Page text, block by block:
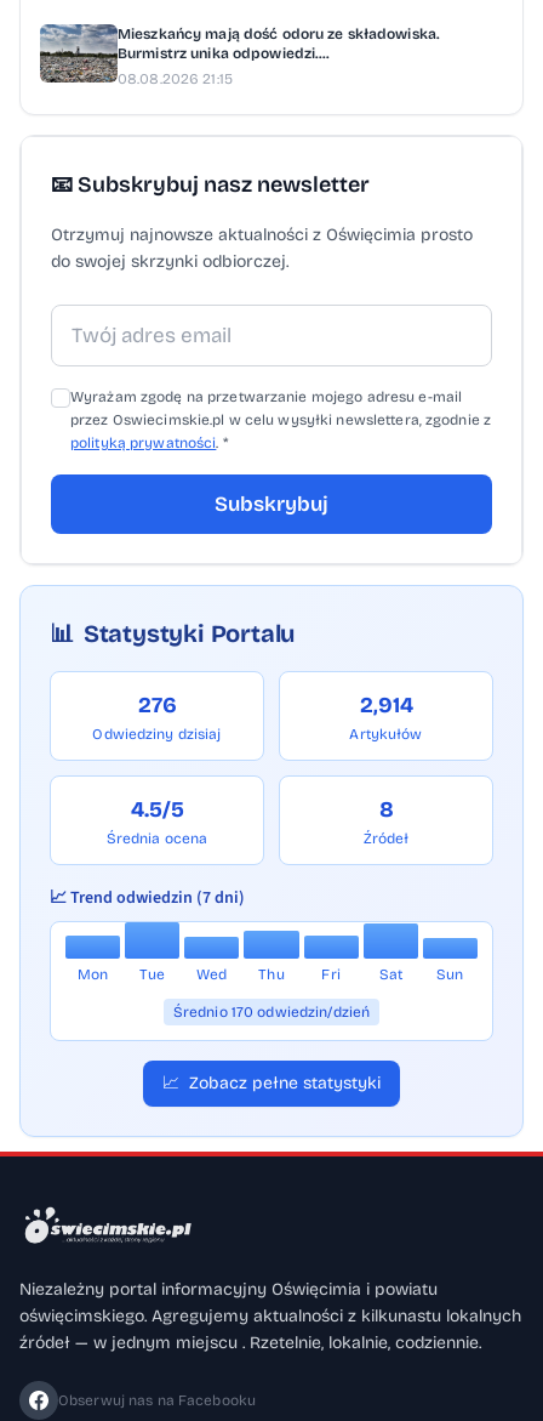
Mieszkańcy mają dość odoru ze składowiska.
Burmistrz unika odpowiedzi....
08.08.2026 21:15
📧 Subskrybuj nasz newsletter
Otrzymuj najnowsze aktualności z Oświęcimia prosto
do swojej skrzynki odbiorczej.
Wyrażam zgodę na przetwarzanie mojego adresu e-mail
przez Oswiecimskie.pl w celu wysyłki newslettera, zgodnie z
polityką prywatności. *
Subskrybuj
📊 Statystyki Portalu
276
Odwiedziny dzisiaj
2,914
Artykułów
4.5/5
Średnia ocena
8
Źródeł
📈 Trend odwiedzin (7 dni)
Mon Tue Wed Thu Fri Sat Sun
Średnio 170 odwiedzin/dzień
📈 Zobacz pełne statystyki
Niezależny portal informacyjny Oświęcimia i powiatu
oświęcimskiego. Agregujemy aktualności z kilkunastu lokalnych
źródeł — w jednym miejscu . Rzetelnie, lokalnie, codziennie.
Obserwuj nas na Facebooku